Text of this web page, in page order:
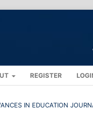
REGISTER
IN EDUCATION